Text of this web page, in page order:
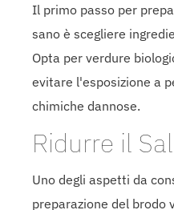
Il primo passo per
sano è scegliere
Opta per verdure
evitare l'esposizione a
chimiche dannose.
Ridurre il
Uno degli aspetti da
preparazione del brodo